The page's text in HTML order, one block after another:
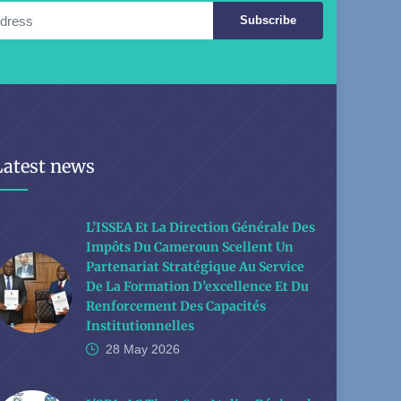
Subscribe
news
L’ISSEA Et La Direction Générale Des
Impôts Du Cameroun Scellent Un
Partenariat Stratégique Au Service
De La Formation D’excellence Et Du
Renforcement Des Capacités
Institutionnelles
28 May 2026